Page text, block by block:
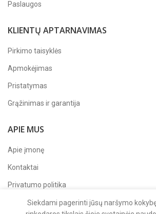
Paslaugos
KLIENTŲ APTARNAVIMAS
Pirkimo taisyklės
Apmokėjimas
Pristatymas
Grąžinimas ir garantija
APIE MUS
Apie įmonę
Kontaktai
Privatumo politika
Sekite musFacebook'e
Siekdami pagerinti jūsų naršymo